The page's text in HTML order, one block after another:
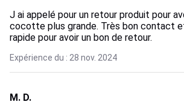
J ai appelé pour un retour produit pour
cocotte plus grande. Très bon contact
rapide pour avoir un bon de retour.
Expérience du : 28 nov. 2024
M. D.